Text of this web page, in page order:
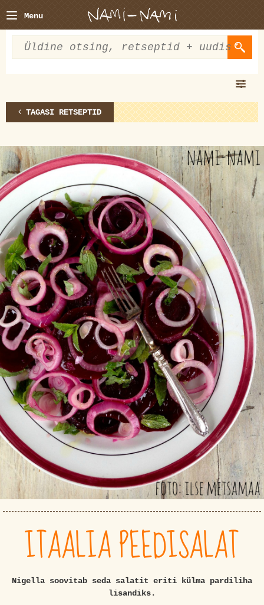
Menu
TAGASI RETSEPTID
ITAALIA PEEDISALAT
Nigella soovitab seda salatit eriti külma pardiliha
lisandiks.